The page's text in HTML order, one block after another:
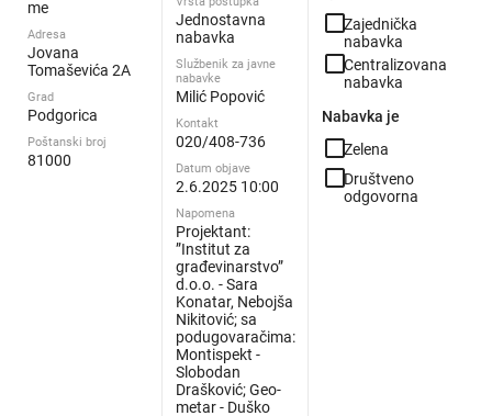
Jednostavna
nabavka
Službenik za javne
nabavke
Milić Popović
Kontakt
020/408-736
Datum objave
2.6.2025 10:00
Napomena
Projektant:
”Institut za
građevinarstvo”
d.o.o. - Sara
Konatar, Nebojša
Nikitović; sa
podugovaračima:
Montispekt -
Slobodan
Drašković; Geo-
metar - Duško
check_box_outline_blankZajednička
nabavka
check_box_outline_blankCentralizovana
nabavka
Nabavka je
check_box_outline_blankZelena
check_box_outline_blankDruštveno
odgovorna
me
Adresa
Jovana
Tomaševića 2A
Grad
Podgorica
Poštanski broj
81000